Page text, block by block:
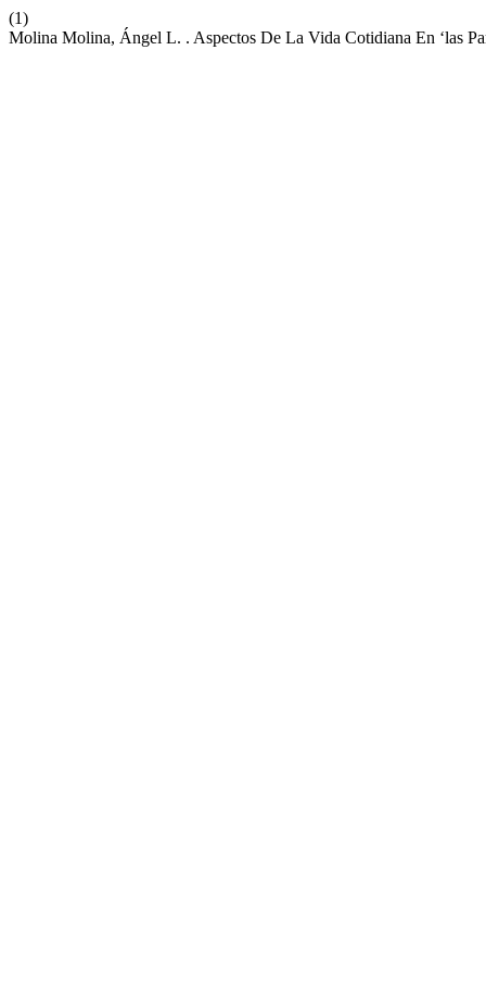
(1)
Molina Molina, Ángel L. . Aspectos De La Vida Cotidiana En ‘las